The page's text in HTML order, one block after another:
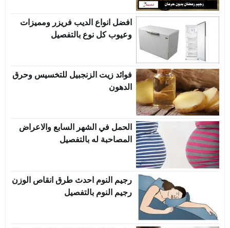
افضل انواع الديب فريزر ومميزات
وعيوب كل نوع بالتفصيل
فوائد زيت الزنجبيل للتخسيس وحرق
الدهون
الحمل في الشهر السابع والاعراض
المصاحبة له بالتفصيل
رجيم النوم احدث طرق انقاص الوزن
رجيم النوم بالتفصيل